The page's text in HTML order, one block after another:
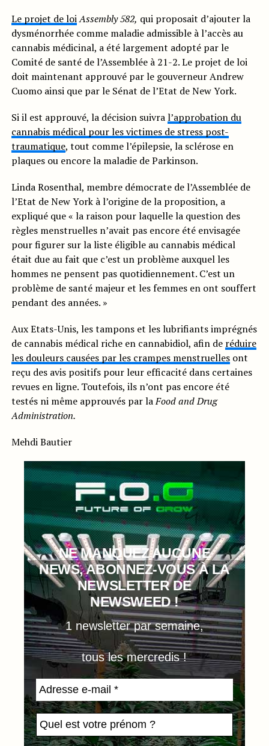
Le projet de loiAssembly 582, qui proposait d’ajouter la
dysménorrhée comme maladie admissible à l’accès au
cannabis médicinal, a été largement adopté par le
Comité de santé de l’Assemblée à 21-2. Le projet de loi
doit maintenant approuvé par le gouverneur Andrew
Cuomo ainsi que par le Sénat de l’Etat de New York.
Si il est approuvé, la décision suivral’approbation du
cannabis médical pour les victimes de stress post-
traumatique, tout comme l’épilepsie, la sclérose en
plaques ou encore la maladie de Parkinson.
Linda Rosenthal, membre démocrate de l’Assemblée de
l’Etat de New York à l’origine de la proposition, a
expliqué que « la raison pour laquelle la question des
règles menstruelles n’avait pas encore été envisagée
pour figurer sur la liste éligible au cannabis médical
était due au fait que c’est un problème auxquel les
hommes ne pensent pas quotidiennement. C’est un
problème de santé majeur et les femmes en ont souffert
pendant des années. »
Aux Etats-Unis, les tampons et les lubrifiants imprégnés
de cannabis médical riche en cannabidiol, afin de réduire
les douleurs causées par les crampes menstruellesont
reçu des avis positifs pour leur efficacité dans certaines
revues en ligne. Toutefois, ils n’ont pas encore été
testés ni même approuvés par laFood and Drug
Administration.
Mehdi Bautier
NE MANQUEZ AUCUNE
NEWS, ABONNEZ-VOUS À LA
NEWSLETTER DE
NEWSWEED !
1 newsletter par semaine,
tous les mercredis !